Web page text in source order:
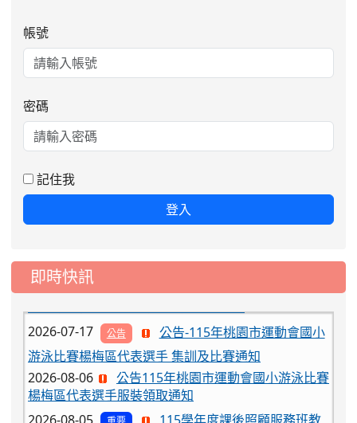
帳號
密碼
記住我
登入
即時快訊
2026-08-06
楊梅區代表選手服裝領取通知
2026-08-05
師甄選簡章
2026-08-03
重要
115學年度一、三、五年級常
2026-07-31
工車輛臨停」一案，請各位用路人留意
2026-07-17
公告-115年桃園市運動會國小
游泳比賽楊梅區代表選手 集訓及比賽通知
2026-08-06
公告115年桃園市運動會國小游泳比賽
楊梅區代表選手服裝領取通知
2026-08-05
115學年度課後照顧服務班教